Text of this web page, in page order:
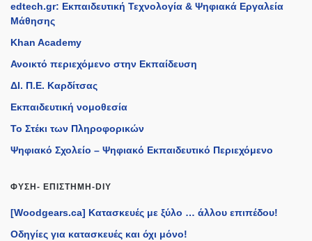
edtech.gr: Εκπαιδευτική Τεχνολογία & Ψηφιακά Εργαλεία
Μάθησης
Khan Academy
Ανοικτό περιεχόμενο στην Εκπαίδευση
ΔΙ. Π.Ε. Καρδίτσας
Εκπαιδευτική νομοθεσία
Το Στέκι των Πληροφορικών
Ψηφιακό Σχολείο – Ψηφιακό Εκπαιδευτικό Περιεχόμενο
ΦΎΣΗ- ΕΠΙΣΤΉΜΗ-DIY
[Woodgears.ca] Κατασκευές με ξύλο … άλλου επιπέδου!
Οδηγίες για κατασκευές και όχι μόνο!